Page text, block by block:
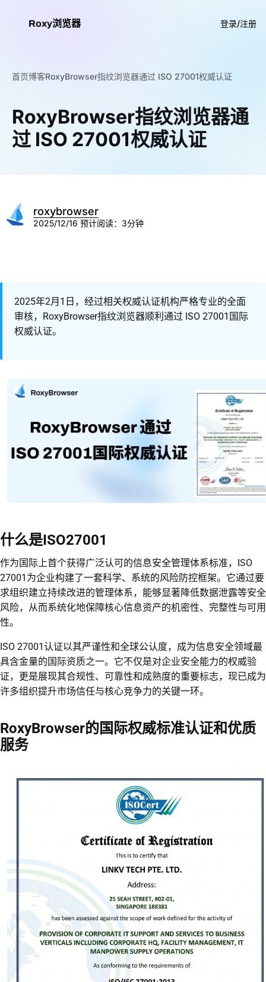
Roxy浏览器 登录/注册
首页博客RoxyBrowser指纹浏览器通过 ISO 27001权威认证
RoxyBrowser指纹浏览器通
过 ISO 27001权威认证
roxybrowser
2025/12/16 预计阅读：3分钟
2025年2月1日，经过相关权威认证机构严格专业的全面
审核，RoxyBrowser指纹浏览器顺利通过 ISO 27001国际
权威认证。
什么是ISO27001
作为国际上首个获得广泛认可的信息安全管理体系标准，ISO
27001为企业构建了一套科学、系统的风险防控框架。它通过要
求组织建立持续改进的管理体系，能够显著降低数据泄露等安全
风险，从而系统化地保障核心信息资产的机密性、完整性与可用
性。
ISO 27001认证以其严谨性和全球公认度，成为信息安全领域最
具含金量的国际资质之一。它不仅是对企业安全能力的权威验
证，更是展现其合规性、可靠性和成熟度的重要标志，现已成为
许多组织提升市场信任与核心竞争力的关键一环。
RoxyBrowser的国际权威标准认证和优质
服务